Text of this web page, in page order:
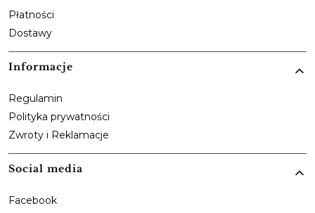
Płatności
Dostawy
Informacje
Regulamin
Polityka prywatności
Zwroty i Reklamacje
Social media
Facebook